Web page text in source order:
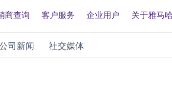
商查询 客户服务 企业用户 关于雅马哈
司新闻 社交媒体